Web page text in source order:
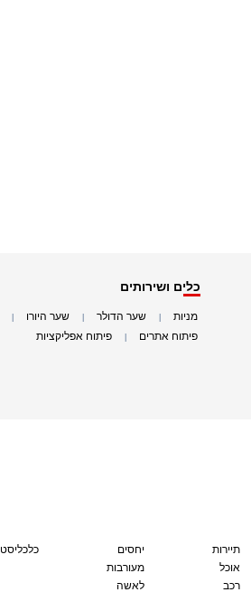
כלים ושירותים
מניות שער הדולר שער היורו
פיתוח אתרים פיתוח אפליקציות
תיירות
אוכל
רכב
יחסים
מעורבות
לאשה
כלכליסט